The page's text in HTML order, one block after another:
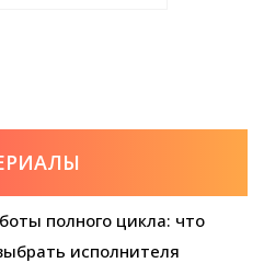
полного цикла: что
исполнителя